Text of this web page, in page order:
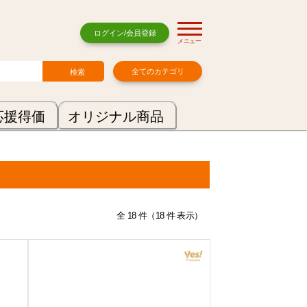
ログイン/会員登録
メニュー
全てのカテゴリ
援得価 オリジナル商品
全 18 件（18 件 表示）